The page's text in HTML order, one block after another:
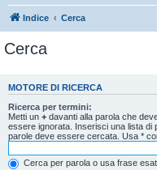
Indice Cerca
Cerca
MOTORE DI RICERCA
Ricerca per termini:
Metti un + davanti alla parola che
essere ignorata. Inserisci una lista di
parole deve essere cercata. Usa *
Cerca per parola o usa frase